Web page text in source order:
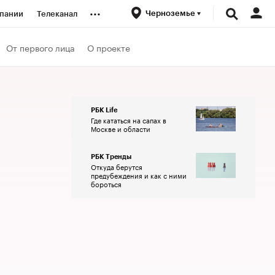
Телеканал ... Черноземье
От первого лица О проекте
РБК Life
Где кататься на сапах в
Москве и области
РБК Тренды
Откуда берутся
предубеждения и как с ними
бороться